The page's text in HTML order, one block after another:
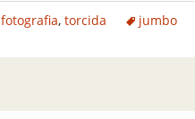
fotografia, torcida
jumbo